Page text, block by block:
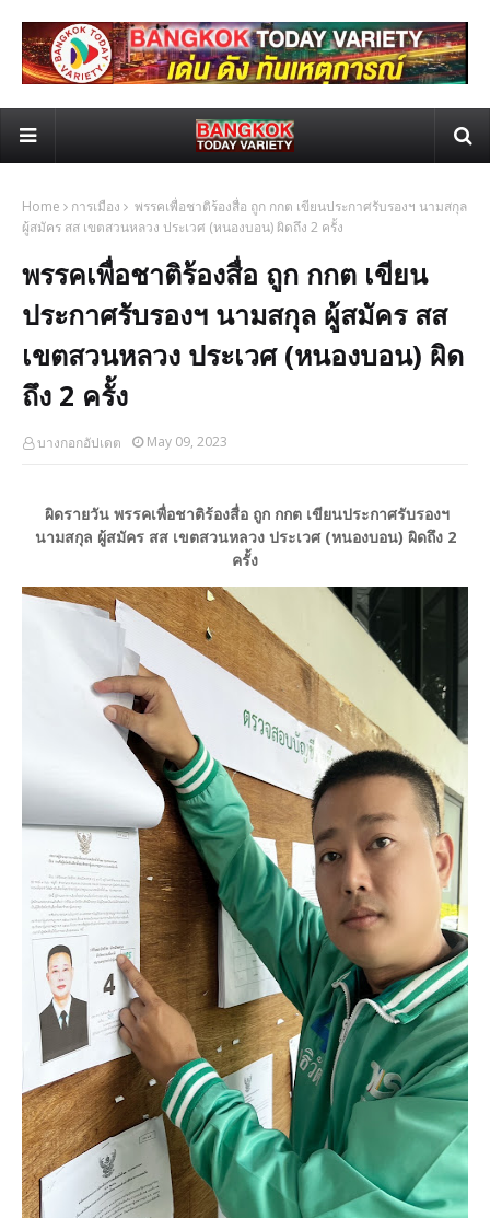
Home การเมือง
พรรคเพื่อชาติร้องสื่อ ถูก กกต เขียนประกาศรับรองฯ นามสกุล
ผู้สมัคร สส เขตสวนหลวง ประเวศ (หนองบอน) ผิดถึง 2 ครั้ง
พรรคเพื่อชาติร้องสื่อ ถูก กกต เขียน
ประกาศรับรองฯ นามสกุล ผู้สมัคร สส
เขตสวนหลวง ประเวศ (หนองบอน) ผิด
ถึง 2 ครั้ง
บางกอกอัปเดต May 09, 2023
ผิดรายวัน พรรคเพื่อชาติร้องสื่อ ถูก กกต เขียนประกาศรับรองฯ
นามสกุล ผู้สมัคร สส เขตสวนหลวง ประเวศ (หนองบอน) ผิดถึง 2
ครั้ง